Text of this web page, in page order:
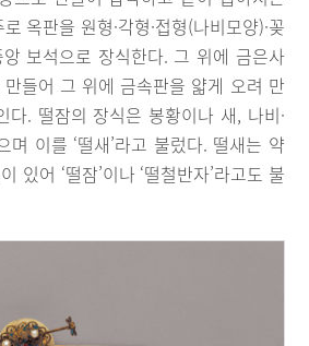
옥판을 원형·각형·접형(나비모양)·꽂
보석으로 장식한다. 그 위에 금은사
들어 그 위에 금속판을 얇게 오려 만
다. 떨잠의 장식은 봉황이나 새, 나비·
며 이를 ‘떨새’라고 불렀다. 떨새는 약
있어 ‘떨잠’이나 ‘떨철반자’라고도 불